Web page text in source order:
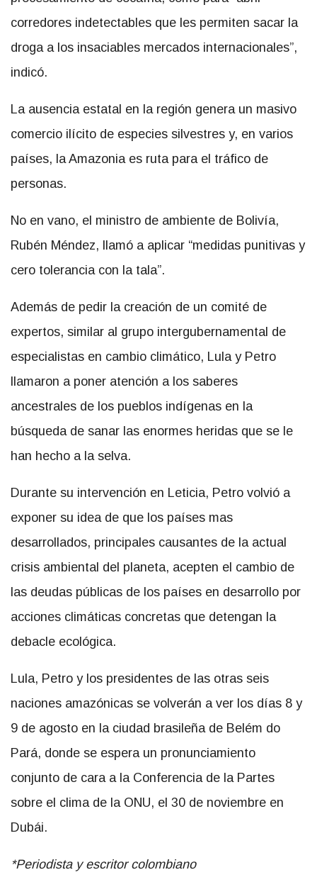
corredores indetectables que les permiten sacar la
droga a los insaciables mercados internacionales”,
indicó.
La ausencia estatal en la región genera un masivo
comercio ilícito de especies silvestres y, en varios
países, la Amazonia es ruta para el tráfico de
personas.
No en vano, el ministro de ambiente de Bolivía,
Rubén Méndez, llamó a aplicar “medidas punitivas y
cero tolerancia con la tala”.
Además de pedir la creación de un comité de
expertos, similar al grupo intergubernamental de
especialistas en cambio climático, Lula y Petro
llamaron a poner atención a los saberes
ancestrales de los pueblos indígenas en la
búsqueda de sanar las enormes heridas que se le
han hecho a la selva.
Durante su intervención en Leticia, Petro volvió a
exponer su idea de que los países mas
desarrollados, principales causantes de la actual
crisis ambiental del planeta, acepten el cambio de
las deudas públicas de los países en desarrollo por
acciones climáticas concretas que detengan la
debacle ecológica.
Lula, Petro y los presidentes de las otras seis
naciones amazónicas se volverán a ver los días 8 y
9 de agosto en la ciudad brasileña de Belém do
Pará, donde se espera un pronunciamiento
conjunto de cara a la Conferencia de la Partes
sobre el clima de la ONU, el 30 de noviembre en
Dubái.
*Periodista y escritor colombiano